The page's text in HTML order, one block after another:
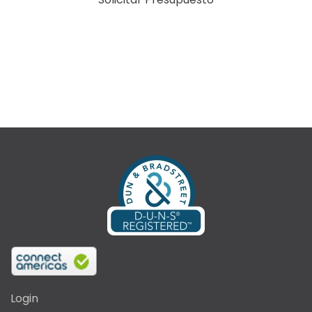
Login